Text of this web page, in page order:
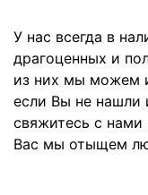
У нас всегда в
драгоценных и
из них мы можем
если Вы не нашли
свяжитесь с нами
Вас мы отыщем